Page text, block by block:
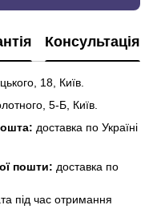
Консультація
18, Київ.
5-Б, Київ.
доставка по Україні
пошти: доставка по
під час отримання